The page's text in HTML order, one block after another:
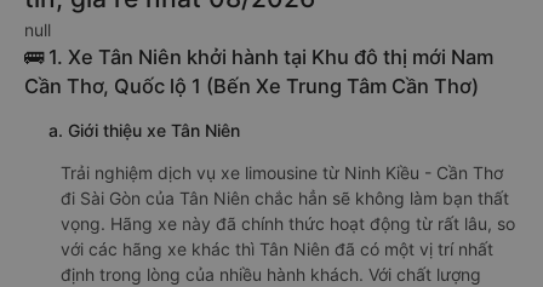
null
🚌 1. Xe Tân Niên khởi hành tại Khu đô thị mới Nam
Cần Thơ, Quốc lộ 1 (Bến Xe Trung Tâm Cần Thơ)
a. Giới thiệu xe Tân Niên
Trải nghiệm dịch vụ xe limousine từ Ninh Kiều - Cần Thơ
đi Sài Gòn của Tân Niên chắc hẳn sẽ không làm bạn thất
vọng. Hãng xe này đã chính thức hoạt động từ rất lâu, so
với các hãng xe khác thì Tân Niên đã có một vị trí nhất
định trong lòng của nhiều hành khách. Với chất lượng